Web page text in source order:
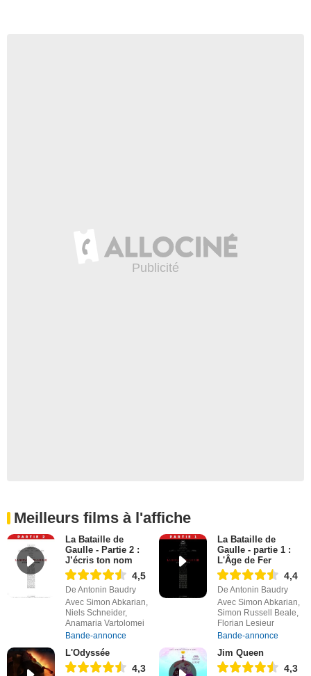
Meilleurs films à l'affiche
La Bataille de
Gaulle - Partie 2 :
J’écris ton nom
4,5
De Antonin Baudry
Avec Simon Abkarian,
Niels Schneider,
Anamaria Vartolomei
Bande-annonce
La Bataille de
Gaulle - partie 1 :
L'Âge de Fer
4,4
De Antonin Baudry
Avec Simon Abkarian,
Simon Russell Beale,
Florian Lesieur
Bande-annonce
L'Odyssée
4,3
Jim Queen
4,3